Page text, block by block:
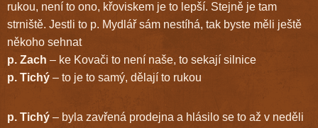
rukou, není to ono, křoviskem je to lepší. Stejně je tam
strniště. Jestli to p. Mydlář sám nestíhá, tak byste měli ještě
někoho sehnat
p. Zach – ke Kovači to není naše, to sekají silnice
p. Tichý – to je to samý, dělají to rukou
p. Tichý – byla zavřená prodejna a hlásilo se to až v neděli